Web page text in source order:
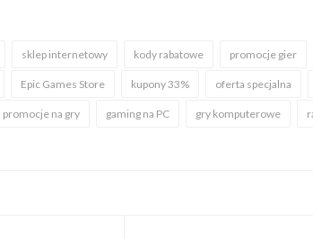
sklep internetowy kody rabatowe promocje gier
Epic Games Store kupony 33% oferta specjalna
promocje na gry gaming na PC gry komputerowe